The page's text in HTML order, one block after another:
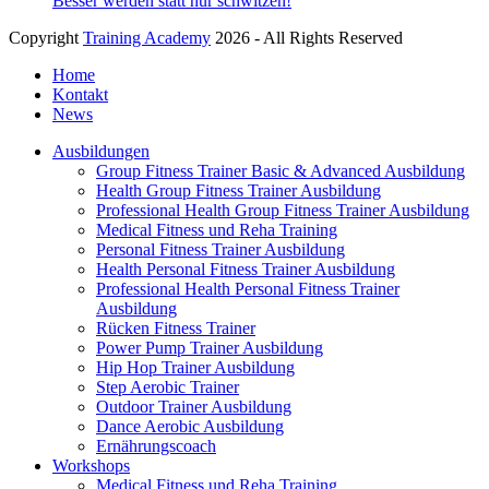
Copyright Training Academy 2026 - All Rights Reserved
Home
Kontakt
News
Ausbildungen
Group Fitness Trainer Basic & Advanced Ausbildung
Health Group Fitness Trainer Ausbildung
Professional Health Group Fitness Trainer Ausbildung
Medical Fitness und Reha Training
Personal Fitness Trainer Ausbildung
Health Personal Fitness Trainer Ausbildung
Professional Health Personal Fitness Trainer
Ausbildung
Rücken Fitness Trainer
Power Pump Trainer Ausbildung
Hip Hop Trainer Ausbildung
Step Aerobic Trainer
Outdoor Trainer Ausbildung
Dance Aerobic Ausbildung
Ernährungscoach
Workshops
Medical Fitness und Reha Training